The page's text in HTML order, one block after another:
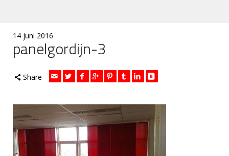
14 juni 2016
panelgordijn-3
Share